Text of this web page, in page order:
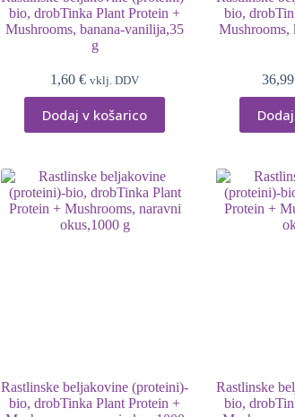
bio, drobTinka Plant Protein +
Mushrooms, banana-vanilija,35
g
1,60€ vklj. DDV
Dodaj v košarico
bio,
Mushrooms,
Rastlinske beljakovine (proteini)-
bio, drobTinka Plant Protein +
Rastlinske
bio,